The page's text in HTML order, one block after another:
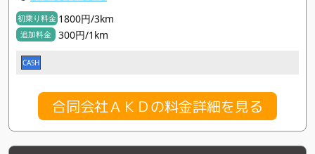
初乗り料金 1800円/3km
追加料金 300円/1km
CASH
合同会社ＡＫＤの料金詳細を見る